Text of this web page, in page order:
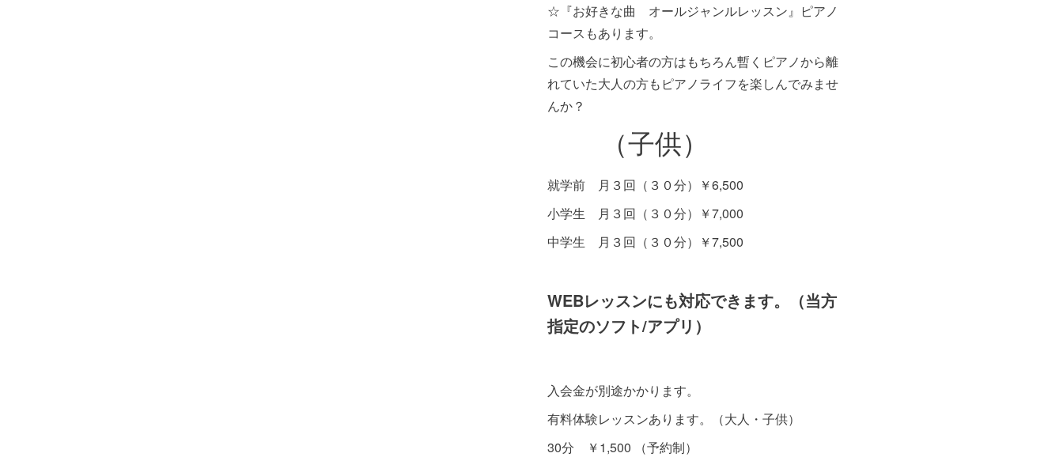
☆『お好きな曲 オールジャンルレッスン』ピアノ
コースもあります。
この機会に初心者の方はもちろん暫くピアノから離
れていた大人の方もピアノライフを楽しんでみませ
んか？
（子供）
就学前 月３回（３０分）￥6,500
小学生 月３回（３０分）￥7,000
中学生 月３回（３０分）￥7,500
WEBレッスンにも対応できます。（当方
指定のソフト/アプリ）
入会金が別途かかります。
有料体験レッスンあります。（大人・子供）
30分 ￥1,500 （予約制）